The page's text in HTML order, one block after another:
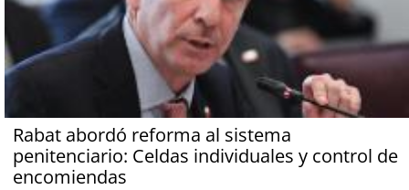
Rabat abordó reforma al sistema
penitenciario: Celdas individuales y control de
encomiendas